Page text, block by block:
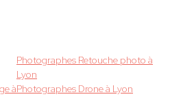
Photographes Retouche photo à
Lyon
àPhotographes Drone à Lyon